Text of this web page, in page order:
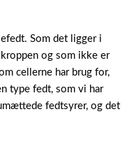
Som det ligger i
og som ikke er
cellerne har brug for,
type fedt, som vi har
fedtsyrer, og det